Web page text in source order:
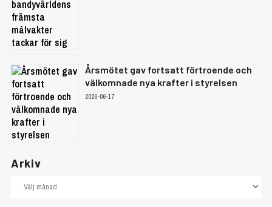
Årsmötet gav fortsatt förtroende och
välkomnade nya krafter i styrelsen
2026-06-17
Arkiv